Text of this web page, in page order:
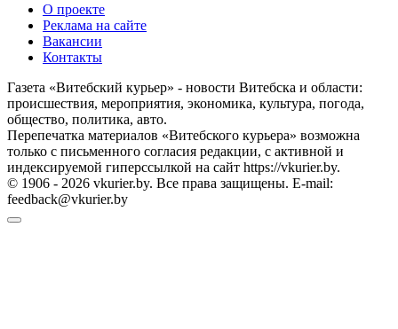
О проекте
Реклама на сайте
Вакансии
Контакты
Газета «Витебский курьер» - новости Витебска и области:
происшествия, мероприятия, экономика, культура, погода,
общество, политика, авто.
Перепечатка материалов «Витебского курьера» возможна
только с письменного согласия редакции, с активной и
индексируемой гиперссылкой на сайт https://vkurier.by.
© 1906 - 2026 vkurier.by. Все права защищены. E-mail:
feedback@vkurier.by